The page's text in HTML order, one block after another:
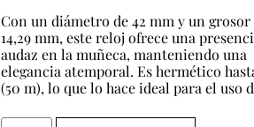
Con un diámetro de 42 mm y un grosor
14,29 mm, este reloj ofrece una
audaz en la muñeca, manteniendo una
elegancia atemporal. Es hermético
(50 m), lo que lo hace ideal para el uso